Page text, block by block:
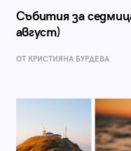
Събития за
август)
ОТ КРИСТИЯНА БУРДЕВА